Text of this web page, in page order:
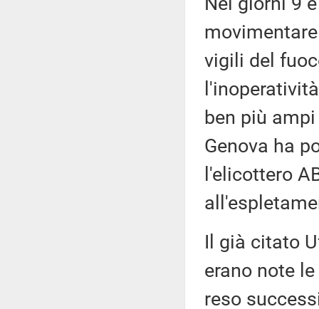
vigili del
ben più
Genova ha
l'elicottero
Il già citato
erano note
reso